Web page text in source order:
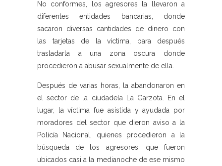
No conformes, los agresores la llevaron a
diferentes entidades bancarias, donde
sacaron diversas cantidades de dinero con
las tarjetas de la víctima, para después
trasladarla a una zona oscura donde
procedieron a abusar sexualmente de ella.
Después de varias horas, la abandonaron en
el sector de la ciudadela La Garzota. En el
lugar, la víctima fue asistida y ayudada por
moradores del sector que dieron aviso a la
Policía Nacional, quienes procedieron a la
búsqueda de los agresores, que fueron
ubicados casi a la medianoche de ese mismo